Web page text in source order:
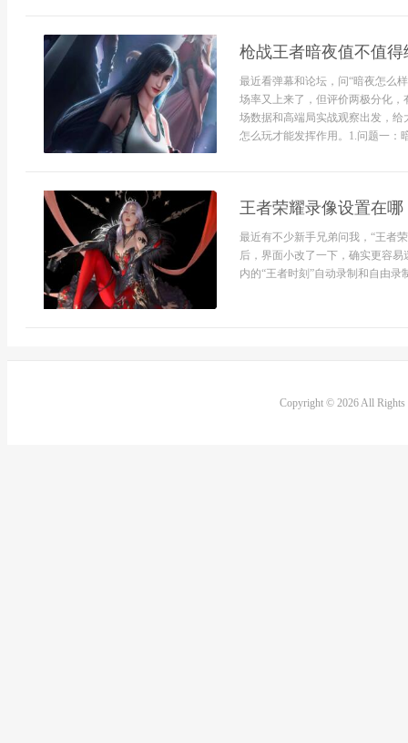
枪战王者暗夜值不值
最近看弹幕和论坛，问“暗夜怎么
场率又上来了，但评价两极分化
场数据和高端局实战观察出发，
怎么玩才能发挥作用。1.问题一：
王者荣耀录像设置在
最近有不少新手兄弟问我，“王者
后，界面小改了一下，确实更容
内的“王者时刻”自动录制和自由录
Copyright © 2026 All